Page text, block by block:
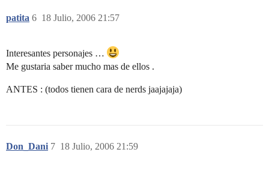
patita 18 Julio, 2006 21:57
6
Interesantes personajes …
Me gustaria saber mucho mas de ellos .
ANTES : (todos tienen cara de nerds jaajajaja)
Don_Dani 18 Julio, 2006 21:59
7